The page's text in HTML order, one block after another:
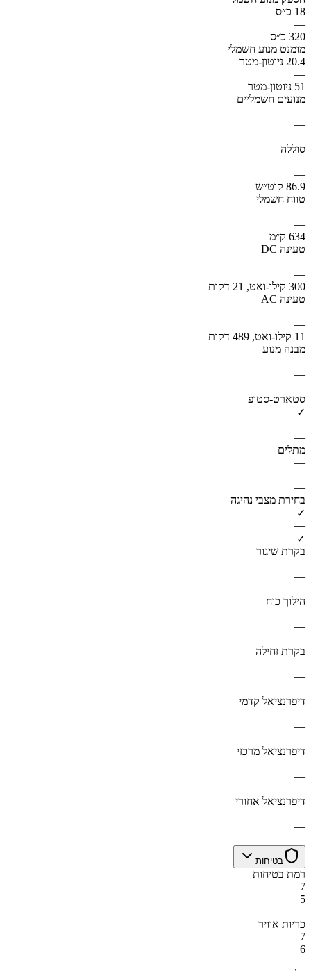
18 כ״ס
—
320 כ״ס
מומנט מנוע חשמלי
20.4 ניוטון-מטר
—
51 ניוטון-מטר
מנועים חשמליים
—
—
—
סוללה
—
—
86.9 קוט״ש
טווח חשמלי
—
—
634 ק״מ
טעינה DC
—
—
300 קילו-ואט, 21 דקות
טעינה AC
—
—
11 קילו-ואט, 489 דקות
מבנה מנוע
—
—
—
סטארט-סטופ
✓
—
—
מתלים
—
—
—
בחירת מצבי נהיגה
✓
—
✓
בקרת שיגור
—
—
—
הילוך כוח
—
—
—
בקרת זחילה
—
—
—
דיפרנציאל קדמי
—
—
—
דיפרנציאל מרכזי
—
—
—
דיפרנציאל אחורי
—
—
—
בטיחות
רמת בטיחות
7
5
—
כריות אוויר
7
6
—